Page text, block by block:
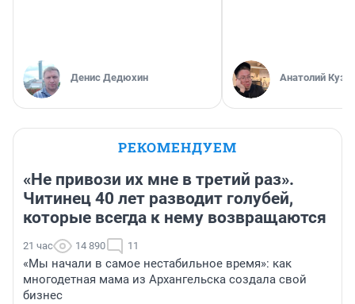
Денис Дедюхин Анатолий
РЕКОМЕНДУЕМ
«Не привози их мне в третий раз».
Читинец 40 лет разводит голубей,
которые всегда к нему возвращаются
21 час 14 890 11
«Мы начали в самое нестабильное время»: как
многодетная мама из Архангельска создала свой
бизнес